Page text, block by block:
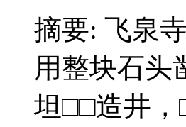
摘要: 飞泉
用整块石头
坦□□造井，